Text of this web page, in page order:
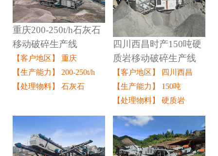
重庆200-250t/h石灰石
移动破碎生产线
【客户地区】 重庆
【生产能力】 200-250t/h
【处理物料】 石灰石
四川西昌时产150吨硬
质岩移动破碎生产线
【客户地区】 四川西昌
【生产能力】 150吨
【处理物料】 硬质岩